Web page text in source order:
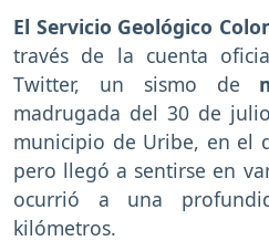
El Servicio Geológico
través de la cuenta
Twitter,
un sismo de
madrugada del 30 de
municipio de Uribe, en el
pero llegó a sentirse en
ocurrió a una
kilómetros.